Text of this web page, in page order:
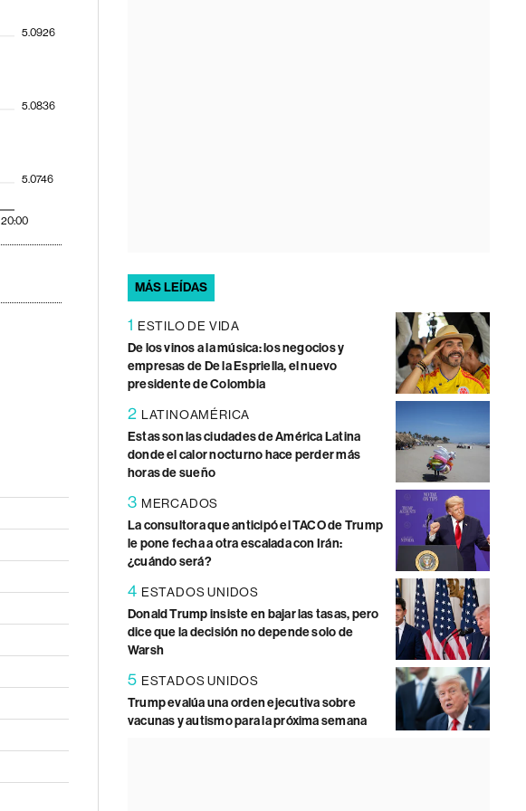
20:00
5.0746
5.0836
5.0926
MÁS LEÍDAS
1 ESTILO DE VIDA
De los vinos a la música: los negocios y
empresas de De la Espriella, el nuevo
presidente de Colombia
2 LATINOAMÉRICA
Estas son las ciudades de América Latina
donde el calor nocturno hace perder más
horas de sueño
3 MERCADOS
La consultora que anticipó el TACO de Trump
le pone fecha a otra escalada con Irán:
¿cuándo será?
4 ESTADOS UNIDOS
Donald Trump insiste en bajar las tasas, pero
dice que la decisión no depende solo de
Warsh
5 ESTADOS UNIDOS
Trump evalúa una orden ejecutiva sobre
vacunas y autismo para la próxima semana